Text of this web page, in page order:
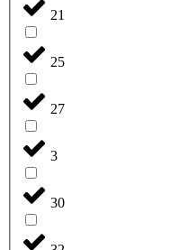
21
25
27
3
30